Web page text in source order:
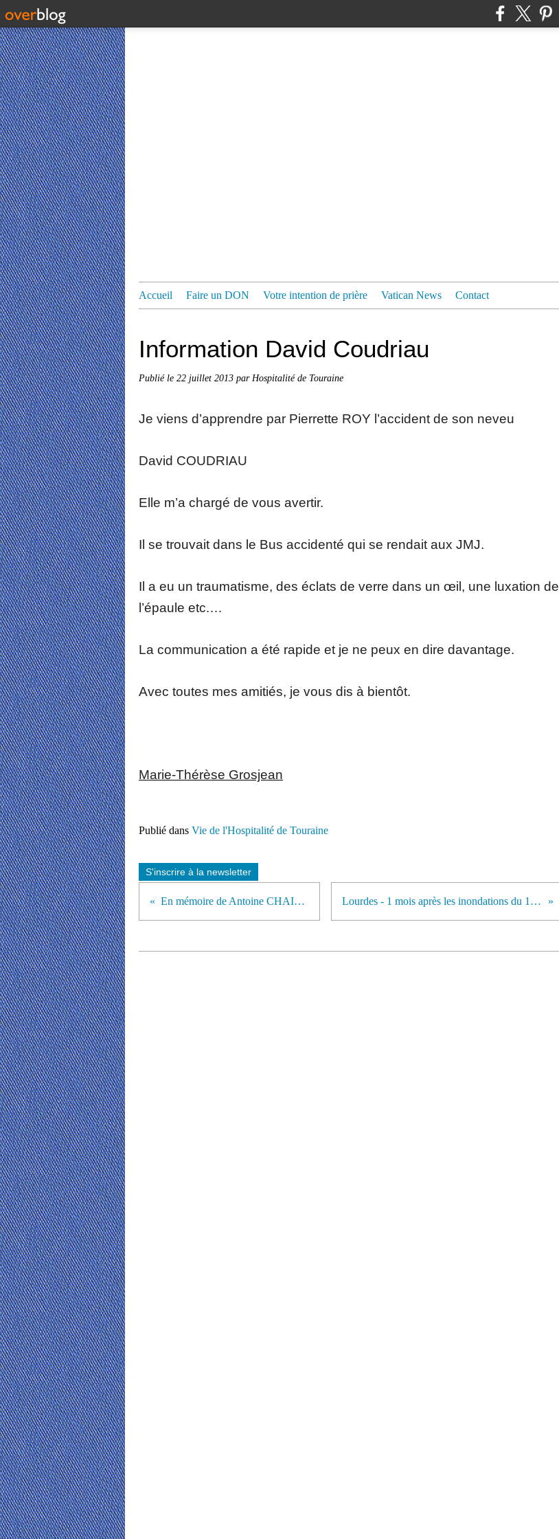
Accueil Faire un DON Votre intention de prière Vatican News Contact
Information David Coudriau
Publié le 22 juillet 2013 par Hospitalité de Touraine
Je viens d’apprendre par Pierrette ROY l’accident de son neveu
David COUDRIAU
Elle m’a chargé de vous avertir.
Il se trouvait dans le Bus accidenté qui se rendait aux JMJ.
Il a eu un traumatisme, des éclats de verre dans un œil, une luxation de
l’épaule etc.…
La communication a été rapide et je ne peux en dire davantage.
Avec toutes mes amitiés, je vous dis à bientôt.
Marie-Thérèse Grosjean
Publié dans Vie de l'Hospitalité de Touraine
S'inscrire à la newsletter
En mémoire de Antoine CHAIGNEAU Lourdes - 1 mois après les inondations du 18-06-2013